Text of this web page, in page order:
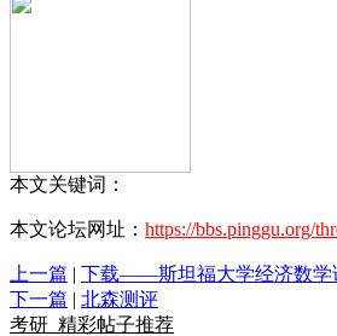
本文关键词：
本文论坛网址： https://bbs.pinggu.org/
上一篇 | 下载——斯坦福大学经济数学
下一篇 | 北森测评
考研 精彩帖子推荐